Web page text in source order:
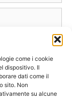
come i cookie
dispositivo. Il
dati come il
sito. Non
su alcune